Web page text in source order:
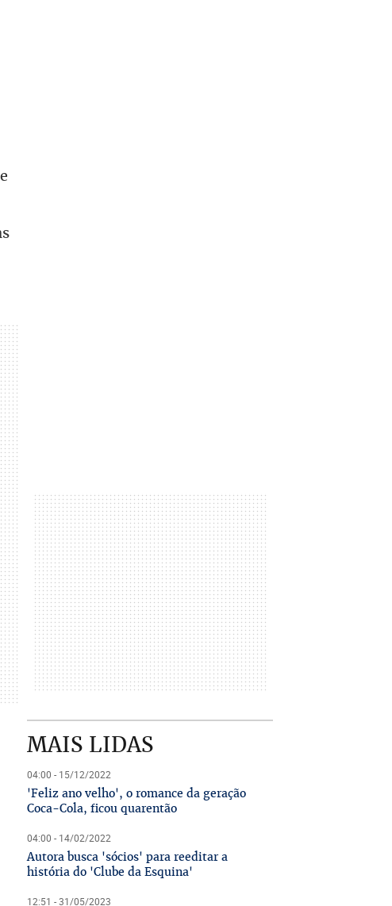
MAIS LIDAS
04:00 - 15/12/2022
'Feliz ano velho', o romance da geração
Coca-Cola, ficou quarentão
04:00 - 14/02/2022
Autora busca 'sócios' para reeditar a
história do 'Clube da Esquina'
12:51 - 31/05/2023